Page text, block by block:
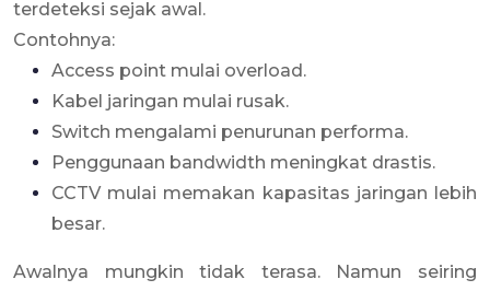
terdeteksi sejak awal.
Contohnya:
Access point mulai overload.
Kabel jaringan mulai rusak.
Switch mengalami penurunan performa.
Penggunaan bandwidth meningkat drastis.
CCTV mulai memakan kapasitas jaringan lebih
besar.
Awalnya mungkin tidak terasa. Namun seiring